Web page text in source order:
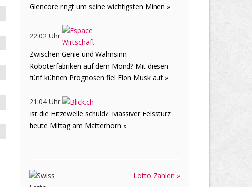
Glencore ringt um seine wichtigsten Minen »
22:02 Uhr
Zwischen Genie und Wahnsinn:
Roboterfabriken auf dem Mond? Mit diesen
fünf kühnen Prognosen fiel Elon Musk auf »
21:04 Uhr
Ist die Hitzewelle schuld?: Massiver Felssturz
heute Mittag am Matterhorn »
Lotto Zahlen »